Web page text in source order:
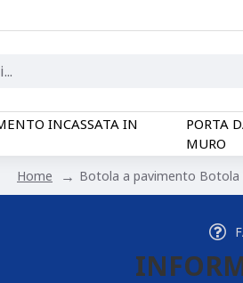
INCASSATA IN
PORTA
MURO
Home Botola a pavimento Botola